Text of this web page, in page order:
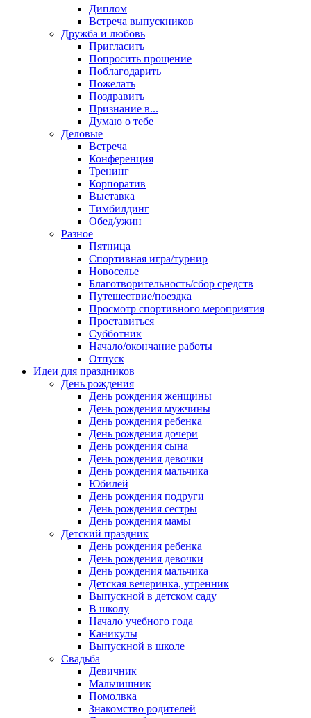
Диплом
Встреча выпускников
Дружба и любовь
Пригласить
Попросить прощение
Поблагодарить
Пожелать
Поздравить
Признание в...
Думаю о тебе
Деловые
Встреча
Конференция
Тренинг
Корпоратив
Выставка
Тимбилдинг
Обед/ужин
Разное
Пятница
Спортивная игра/турнир
Новоселье
Благотворительность/сбор средств
Путешествие/поездка
Просмотр спортивного мероприятия
Проставиться
Субботник
Начало/окончание работы
Отпуск
Идеи для праздников
День рождения
День рождения женщины
День рождения мужчины
День рождения ребенка
День рождения дочери
День рождения сына
День рождения девочки
День рождения мальчика
Юбилей
День рождения подруги
День рождения сестры
День рождения мамы
Детский праздник
День рождения ребенка
День рождения девочки
День рождения мальчика
Детская вечеринка, утренник
Выпускной в детском саду
В школу
Начало учебного года
Каникулы
Выпускной в школе
Свадьба
Девичник
Мальчишник
Помолвка
Знакомство родителей